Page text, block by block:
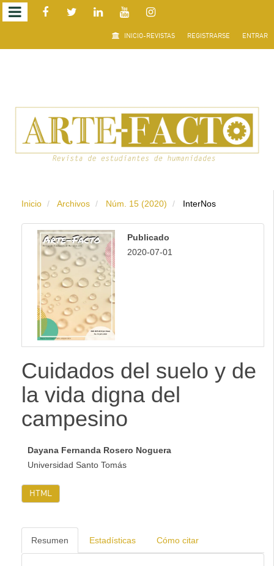
Salto
rápido
contenido
Navegación
principal
Contenido
principal
lateral
INICIO-REVISTAS REGISTRARSE ENTRAR
Inicio Archivos Núm. 15 (2020) InterNos
Publicado
2020-07-01
Cuidados del suelo y de
la vida digna del
campesino
Dayana Fernanda Rosero Noguera
Universidad Santo Tomás
HTML
Resumen Estadísticas Cómo citar